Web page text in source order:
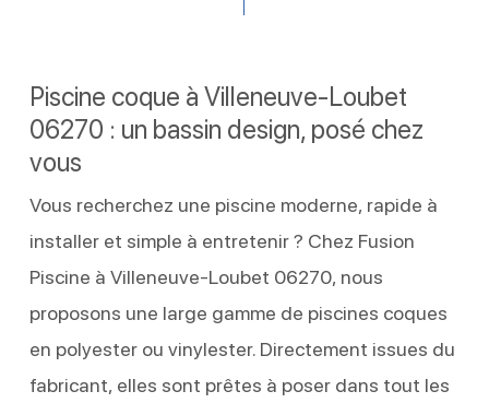
Piscine coque à Villeneuve-Loubet
06270 : un bassin design, posé chez
vous
Vous recherchez une piscine moderne, rapide à
installer et simple à entretenir ? Chez Fusion
Piscine à Villeneuve-Loubet 06270, nous
proposons une large gamme de piscines coques
en polyester ou vinylester. Directement issues du
fabricant, elles sont prêtes à poser dans tout les